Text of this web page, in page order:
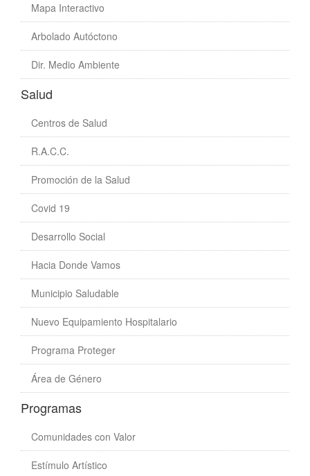
Mapa Interactivo
Arbolado Autóctono
Dir. Medio Ambiente
Salud
Centros de Salud
R.A.C.C.
Promoción de la Salud
Covid 19
Desarrollo Social
Hacia Donde Vamos
Municipio Saludable
Nuevo Equipamiento Hospitalario
Programa Proteger
Área de Género
Programas
Comunidades con Valor
Estímulo Artístico